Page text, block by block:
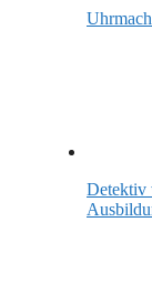
Detektiv